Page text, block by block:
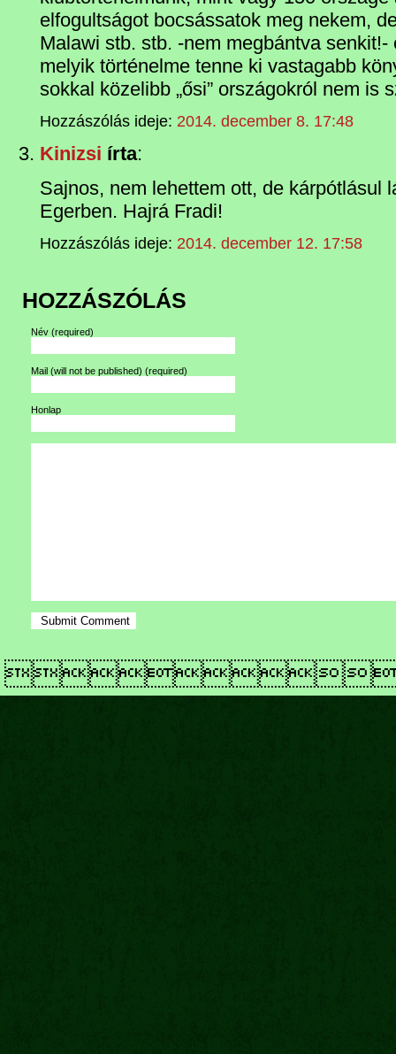
elfogultságot bocsássatok meg nekem,
Malawi stb. stb. -nem megbántva
melyik történelme tenne ki vastagabb
sokkal közelibb „ősi” országokról nem is
Hozzászólás ideje: 2014. december 8. 17:48
Kinizsi írta:
Sajnos, nem lehettem ott, de kárpótlásul
Egerben. Hajrá Fradi!
Hozzászólás ideje: 2014. december 12. 17:58
HOZZÁSZÓLÁS
Név (required)
Mail (will not be published) (required)
Honlap